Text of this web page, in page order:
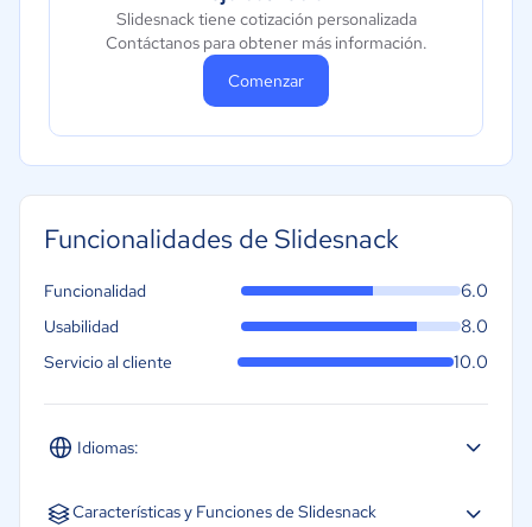
Slidesnack tiene cotización personalizada
Contáctanos para obtener más información.
Comenzar
Funcionalidades de Slidesnack
Idiomas:
Español Inglés
Funcionalidad 6.0
Usabilidad 8.0
Servicio al cliente 10.0
Características y Funciones de Slidesnack